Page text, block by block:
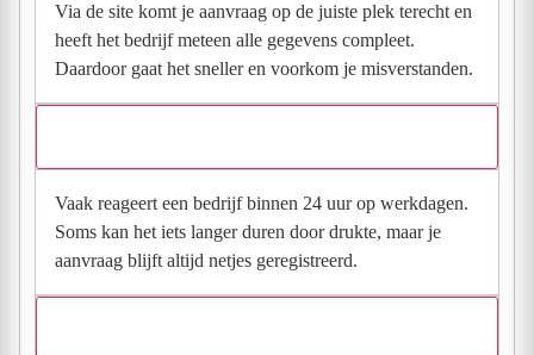
Via de site komt je aanvraag op de juiste plek terecht en
heeft het bedrijf meteen alle gegevens compleet.
Daardoor gaat het sneller en voorkom je misverstanden.
Vaak reageert een bedrijf binnen 24 uur op werkdagen.
Soms kan het iets langer duren door drukte, maar je
aanvraag blijft altijd netjes geregistreerd.